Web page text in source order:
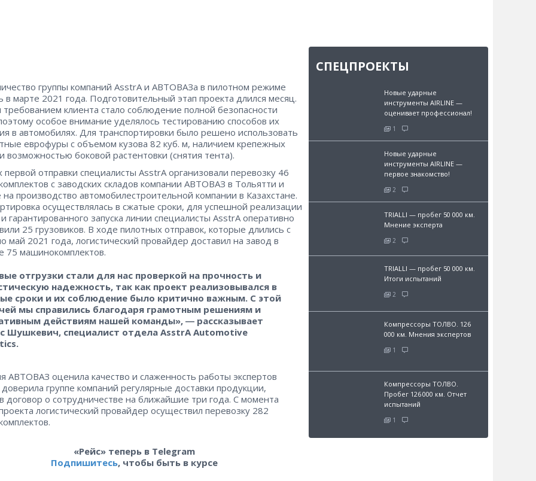
группы компаний AsstrA и АВТОВАЗа в пилотном режиме
в марте 2021 года. Подготовительный этап проекта длился месяц.
клиента стало соблюдение полной безопасности
особое внимание уделялось тестированию способов их
в автомобилях. Для транспортировки было решено использовать
еврофуры с объемом кузова 82 куб. м, наличием крепежных
возможностью боковой растентовки (снятия тента).
первой отправки специалисты AsstrA организовали перевозку 46
с заводских складов компании АВТОВАЗ в Тольятти и
производство автомобилестроительной компании в Казахстане.
осуществлялась в сжатые сроки, для успешной реализации
гарантированного запуска линии специалисты AsstrA оперативно
25 грузовиков. В ходе пилотных отправок, которые длились с
май 2021 года, логистический провайдер доставил на завод в
75 машинокомплектов.
отгрузки стали для нас проверкой на прочность и
надежность, так как проект реализовывался в
сроки и их соблюдение было критично важным. С этой
мы справились благодаря грамотным решениям и
действиям нашей команды», ― рассказывает
Шушкевич, специалист отдела AsstrA Automotive
АВТОВАЗ оценила качество и слаженность работы экспертов
группе компаний регулярные доставки продукции,
договор о сотрудничестве на ближайшие три года. С момента
логистический провайдер осуществил перевозку 282
«Рейс» теперь в Telegram
Подпишитесь, чтобы быть в курсе
СПЕЦПРОЕКТЫ
Новые ударные
инструменты AIRLINE —
оценивает профессионал!
1
Новые ударные
инструменты AIRLINE —
первое знакомство!
2
TRIALLI — пробег 50 000 км.
Мнение эксперта
2
TRIALLI — пробег 50 000 км.
Итоги испытаний
2
Компрессоры ТОЛВО. 126
000 км. Мнения экспертов
1
Компрессоры ТОЛВО.
Пробег 126 000 км. Отчет
испытаний
1